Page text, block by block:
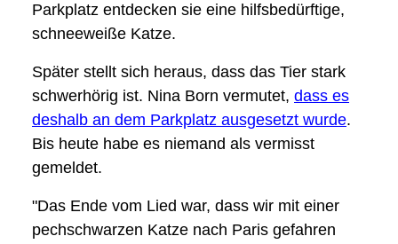
Parkplatz entdecken sie eine hilfsbedürftige,
schneeweiße Katze.
Später stellt sich heraus, dass das Tier stark
schwerhörig ist. Nina Born vermutet, dass es
deshalb an dem Parkplatz ausgesetzt wurde.
Bis heute habe es niemand als vermisst
gemeldet.
"Das Ende vom Lied war, dass wir mit einer
pechschwarzen Katze nach Paris gefahren